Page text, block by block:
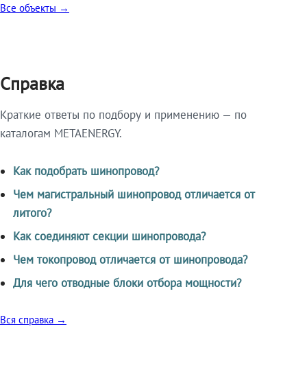
Все объекты →
Справка
Краткие ответы по подбору и применению — по
каталогам METAENERGY.
Как подобрать шинопровод?
Чем магистральный шинопровод отличается от
литого?
Как соединяют секции шинопровода?
Чем токопровод отличается от шинопровода?
Для чего отводные блоки отбора мощности?
Вся справка →